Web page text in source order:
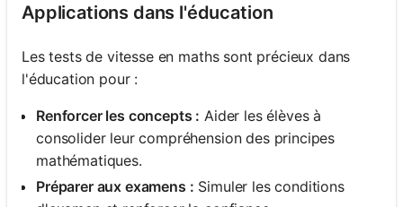
Applications dans l'éducation
Les tests de vitesse en maths sont précieux dans
l'éducation pour :
Renforcer les concepts : Aider les élèves à
consolider leur compréhension des principes
mathématiques.
Préparer aux examens : Simuler les conditions